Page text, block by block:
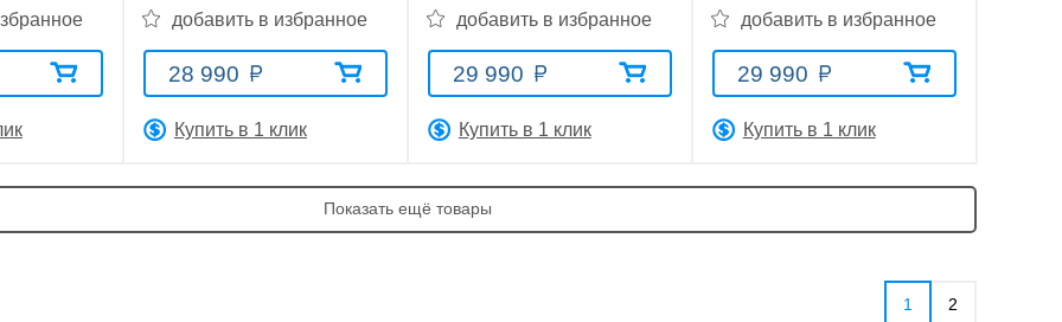
добавить в избранное
28 990
Купить в 1 клик
добавить в избранное
29 990
Купить в 1 клик
добавить в избранное
29 990
Купить в 1 клик
Показать ещё товары
1 2